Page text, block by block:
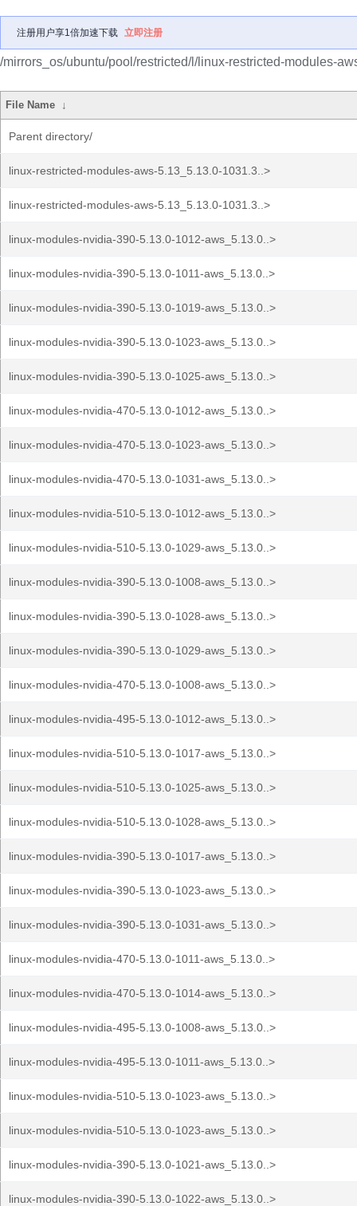
注册用户享1倍加速下载 立即注册
/mirrors_os/ubuntu/pool/restricted/l/linux-restricted-modules-
File Name ↓
Parent directory/
linux-restricted-modules-aws-5.13_5.13.0-1031.3..>
linux-restricted-modules-aws-5.13_5.13.0-1031.3..>
linux-modules-nvidia-390-5.13.0-1012-aws_5.13.0..>
linux-modules-nvidia-390-5.13.0-1011-aws_5.13.0..>
linux-modules-nvidia-390-5.13.0-1019-aws_5.13.0..>
linux-modules-nvidia-390-5.13.0-1023-aws_5.13.0..>
linux-modules-nvidia-390-5.13.0-1025-aws_5.13.0..>
linux-modules-nvidia-470-5.13.0-1012-aws_5.13.0..>
linux-modules-nvidia-470-5.13.0-1023-aws_5.13.0..>
linux-modules-nvidia-470-5.13.0-1031-aws_5.13.0..>
linux-modules-nvidia-510-5.13.0-1012-aws_5.13.0..>
linux-modules-nvidia-510-5.13.0-1029-aws_5.13.0..>
linux-modules-nvidia-390-5.13.0-1008-aws_5.13.0..>
linux-modules-nvidia-390-5.13.0-1028-aws_5.13.0..>
linux-modules-nvidia-390-5.13.0-1029-aws_5.13.0..>
linux-modules-nvidia-470-5.13.0-1008-aws_5.13.0..>
linux-modules-nvidia-495-5.13.0-1012-aws_5.13.0..>
linux-modules-nvidia-510-5.13.0-1017-aws_5.13.0..>
linux-modules-nvidia-510-5.13.0-1025-aws_5.13.0..>
linux-modules-nvidia-510-5.13.0-1028-aws_5.13.0..>
linux-modules-nvidia-390-5.13.0-1017-aws_5.13.0..>
linux-modules-nvidia-390-5.13.0-1023-aws_5.13.0..>
linux-modules-nvidia-390-5.13.0-1031-aws_5.13.0..>
linux-modules-nvidia-470-5.13.0-1011-aws_5.13.0..>
linux-modules-nvidia-470-5.13.0-1014-aws_5.13.0..>
linux-modules-nvidia-495-5.13.0-1008-aws_5.13.0..>
linux-modules-nvidia-495-5.13.0-1011-aws_5.13.0..>
linux-modules-nvidia-510-5.13.0-1023-aws_5.13.0..>
linux-modules-nvidia-510-5.13.0-1023-aws_5.13.0..>
linux-modules-nvidia-390-5.13.0-1021-aws_5.13.0..>
linux-modules-nvidia-390-5.13.0-1022-aws_5.13.0..>